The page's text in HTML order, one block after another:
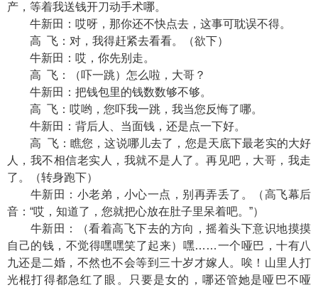
产，等着我送钱开刀动手术哪。
牛新田：哎呀，那你还不快点去，这事可耽误不得。
高 飞：对，我得赶紧去看看。（欲下）
牛新田：哎，你先别走。
高 飞：（吓一跳）怎么啦，大哥？
牛新田：把钱包里的钱数数够不够。
高 飞：哎哟，您吓我一跳，我当您反悔了哪。
牛新田：背后人、当面钱，还是点一下好。
高 飞：瞧您，这说哪儿去了，您是天底下最老实的大好
人，我不相信老实人，我就不是人了。再见吧，大哥，我走
了。（转身跑下）
牛新田：小老弟，小心一点，别再弄丢了。（高飞幕后
音：“哎，知道了，您就把心放在肚子里呆着吧。”）
牛新田：（看着高飞下去的方向，摇着头下意识地摸摸
自己的钱，不觉得嘿嘿笑了起来）嘿……一个哑巴，十有八
九还是二婚，不然也不会等到三十岁才嫁人。唉！山里人打
光棍打得都急红了眼。只要是女的，哪还管她是哑巴不哑